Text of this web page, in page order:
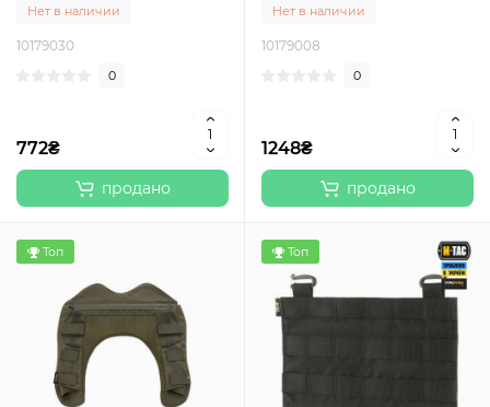
Нет в наличии
10179030
0
772₴
продано
Нет в наличии
10179008
0
1248₴
продано
Топ Топ